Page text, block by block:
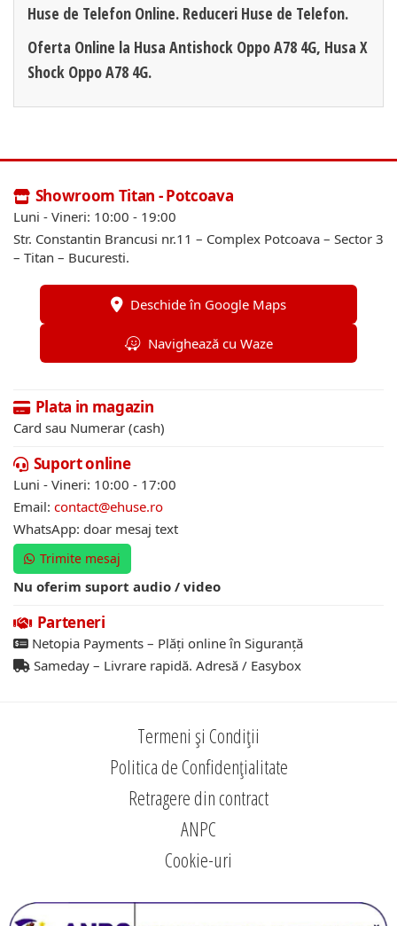
Huse de Telefon Online. Reduceri Huse de Telefon.
Oferta Online la Husa Antishock Oppo A78 4G, Husa X
Shock Oppo A78 4G.
Showroom Titan - Potcoava
Luni - Vineri: 10:00 - 19:00
Str. Constantin Brancusi nr.11 – Complex Potcoava – Sector 3
– Titan – Bucuresti.
Deschide în Google Maps
Navighează cu Waze
Plata in magazin
Card sau Numerar (cash)
Suport online
Luni - Vineri: 10:00 - 17:00
Email: contact@ehuse.ro
WhatsApp: doar mesaj text
Trimite mesaj
Nu oferim suport audio / video
Parteneri
Netopia Payments – Plăți online în Siguranță
Sameday – Livrare rapidă. Adresă / Easybox
Termeni și Condiții
Politica de Confidențialitate
Retragere din contract
ANPC
Cookie-uri